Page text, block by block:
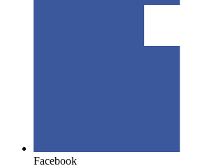
Facebook